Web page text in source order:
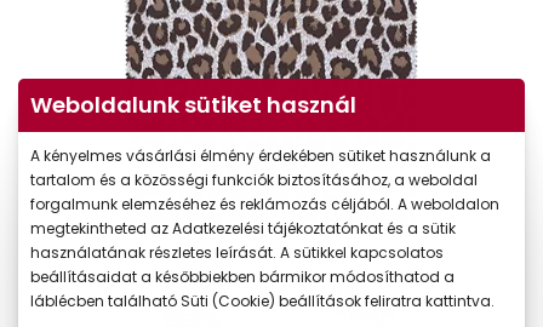
Weboldalunk sütiket használ
A kényelmes vásárlási élmény érdekében sütiket használunk a
tartalom és a közösségi funkciók biztosításához, a weboldal
forgalmunk elemzéséhez és reklámozás céljából. A weboldalon
megtekintheted az Adatkezelési tájékoztatónkat és a sütik
használatának részletes leírását. A sütikkel kapcsolatos
beállításaidat a későbbiekben bármikor módosíthatod a
láblécben található Süti (Cookie) beállítások feliratra kattintva.